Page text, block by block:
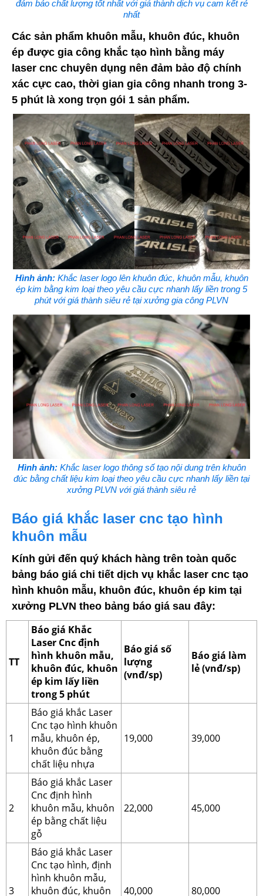
đảm bảo chất lượng tốt nhất với giá thành dịch vụ cam kết rẻ
nhất
Các sản phẩm khuôn mẫu, khuôn đúc, khuôn
ép được gia công khắc tạo hình bằng máy
laser cnc chuyên dụng nên đảm bảo độ chính
xác cực cao, thời gian gia công nhanh trong 3-
5 phút là xong trọn gói 1 sản phẩm.
Hình ảnh:Khắc laser logo lên khuôn đúc, khuôn mẫu, khuôn
ép kim bằng kim loại theo yêu cầu cực nhanh lấy liền trong 5
phút với giá thành siêu rẻ tại xưởng gia công PLVN
Hình ảnh:Khắc laser logo thông số tạo nội dung trên khuôn
đúc bằng chất liệu kim loại theo yêu cầu cực nhanh lấy liền tại
xưởng PLVN với giá thành siêu rẻ
Báo giá khắc laser cnc tạo hình
khuôn mẫu
Kính gửi đến quý khách hàng trên toàn quốc
bảng báo giá chi tiết dịch vụ khắc laser cnc tạo
hình khuôn mẫu, khuôn đúc, khuôn ép kim tại
xưởng PLVN theo bảng báo giá sau đây:
TT
Báo giá Khắc
Laser Cnc định
hình khuôn mẫu,
khuôn đúc, khuôn
ép kim lấy liền
trong 5 phút
Báo giá số
lượng
(vnđ/sp)
Báo giá làm
lẻ (vnđ/sp)
1
Báo giá khắc Laser
Cnc tạo hình khuôn
mẫu, khuôn ép,
khuôn đúc bằng
chất liệu nhựa
19,000 39,000
2
Báo giá khắc Laser
Cnc định hình
khuôn mẫu, khuôn
ép bằng chất liệu
gỗ
22,000 45,000
3
Báo giá khắc Laser
Cnc tạo hình, định
hình khuôn mẫu,
khuôn đúc, khuôn
40,000 80,000